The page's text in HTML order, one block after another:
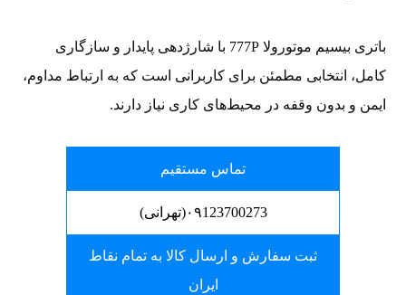
باتری بیسیم موتورولا 777P با شارژدهی پایدار و سازگاری
کامل، انتخابی مطمئن برای کاربرانی است که به ارتباط مداوم،
ایمن و بدون وقفه در محیط‌های کاری نیاز دارند.
تماس مستقیم
۰۹123700273(تهرانی)
ثبت سفارش و ارسال کالا به تمام نقاط
ایران